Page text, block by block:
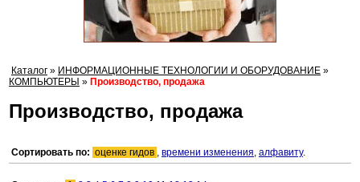
Каталог » ИНФОРМАЦИОННЫЕ ТЕХНОЛОГИИ И ОБОРУДОВАНИЕ »
КОМПЬЮТЕРЫ » Производство, продажа
Производство, продажа
Сортировать по: оценке гидов , времени изменения, алфавиту.